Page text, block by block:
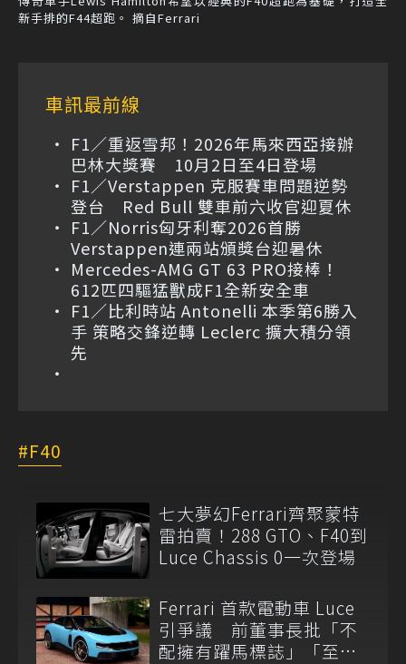
新手排的F44超跑。 摘自Ferrari
車訊最前線
F1／重返雪邦！2026年馬來西亞接辦
巴林大獎賽 10月2日至4日登場
F1／Verstappen 克服賽車問題逆勢
登台 Red Bull 雙車前六收官迎夏休
F1／Norris匈牙利奪2026首勝
Verstappen連兩站頒獎台迎暑休
Mercedes-AMG GT 63 PRO接棒！
612匹四驅猛獸成F1全新安全車
F1／比利時站 Antonelli 本季第6勝入
手 策略交鋒逆轉 Leclerc 擴大積分領
先
F40
七大夢幻Ferrari齊聚蒙特
雷拍賣！288 GTO、F40到
Luce Chassis 0一次登場
Ferrari 首款電動車 Luce
引爭議 前董事長批「不
配擁有躍馬標誌」「至少